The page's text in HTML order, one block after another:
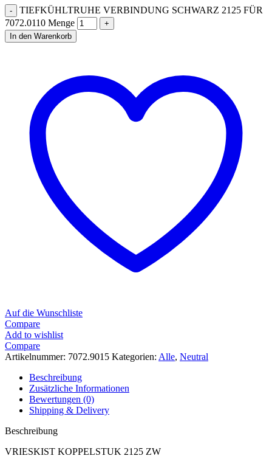
TIEFKÜHLTRUHE VERBINDUNG SCHWARZ 2125 FÜR
7072.0110 Menge
In den Warenkorb
Auf die Wunschliste
Compare
Add to wishlist
Compare
Artikelnummer: 7072.9015 Kategorien: Alle, Neutral
Beschreibung
Zusätzliche Informationen
Bewertungen (0)
Shipping & Delivery
Beschreibung
VRIESKIST KOPPELSTUK 2125 ZW